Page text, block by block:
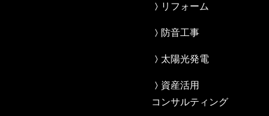
リフォーム
防音工事
太陽光発電
資産活用
コンサルティング